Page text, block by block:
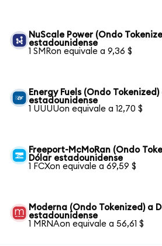
NuScale Power (Ondo
estadounidense
1 SMRon equivale a 9,36 $
Energy Fuels (Ondo
estadounidense
1 UUUUon equivale a 12,70 $
Freeport-McMoRan (Ondo
Dólar estadounidense
1 FCXon equivale a 69,59 $
Moderna (Ondo Tokenized) a
estadounidense
1 MRNAon equivale a 56,61 $